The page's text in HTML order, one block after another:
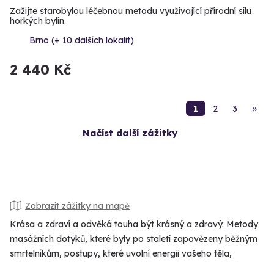
Zažijte starobylou léčebnou metodu využívající přírodní sílu
horkých bylin.
Brno (+ 10 dalších lokalit)
2 440 Kč
1 2 3 »
Načíst další zážitky
Zobrazit zážitky na mapě
Krása a zdraví a odvěká touha být krásný a zdravý. Metody
masážních dotyků, které byly po staletí zapovězeny běžným
smrtelníkům, postupy, které uvolní energii vašeho těla,